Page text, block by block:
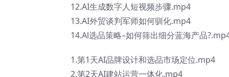
12.AI生成数字人短视频步骤.mp4
13.AI外贸谈判军师如何驯化.mp4
14.Al选品策略–如何筛出细分蓝海产品
1.第1天AI品牌设计和选品市场定位.mp4
2.第2天AI建站运营一体化.mp4